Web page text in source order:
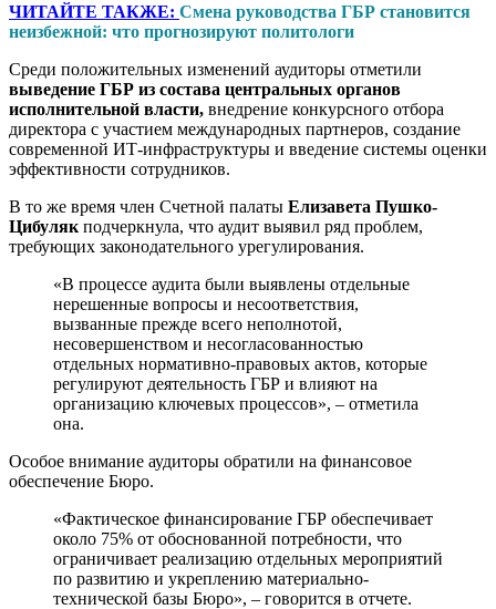
ЧИТАЙТЕ ТАКЖЕ: Смена руководства ГБР становится
неизбежной: что прогнозируют политологи
Среди положительных изменений аудиторы отметили
выведение ГБР из состава центральных органов
исполнительной власти, внедрение конкурсного отбора
директора с участием международных партнеров, создание
современной ИТ-инфраструктуры и введение системы оценки
эффективности сотрудников.
В то же время член Счетной палаты Елизавета Пушко-
Цибуляк подчеркнула, что аудит выявил ряд проблем,
требующих законодательного урегулирования.
«В процессе аудита были выявлены отдельные
нерешенные вопросы и несоответствия,
вызванные прежде всего неполнотой,
несовершенством и несогласованностью
отдельных нормативно-правовых актов, которые
регулируют деятельность ГБР и влияют на
организацию ключевых процессов», – отметила
она.
Особое внимание аудиторы обратили на финансовое
обеспечение Бюро.
«Фактическое финансирование ГБР обеспечивает
около 75% от обоснованной потребности, что
ограничивает реализацию отдельных мероприятий
по развитию и укреплению материально-
технической базы Бюро», – говорится в отчете.